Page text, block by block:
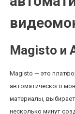
Magisto и
Magisto — это
автоматического
материалы,
несколько минут